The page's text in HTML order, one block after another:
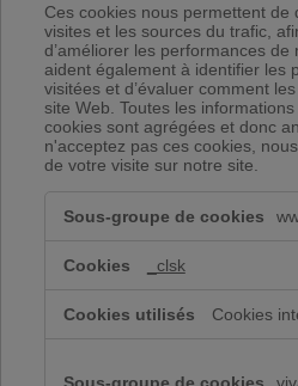
Ces cookies nous permettent de
visites et les sources du trafic,
d’améliorer les performances
aident également à identifier les
visitées et d’évaluer comment
site Web. Toutes les
cookies sont agrégées et donc
n'acceptez pas ces cookies,
de votre visite sur notre site.
de
_clsk
Cookies